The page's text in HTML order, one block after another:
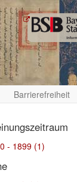
Barrierefreiheit
- 1899 (1)